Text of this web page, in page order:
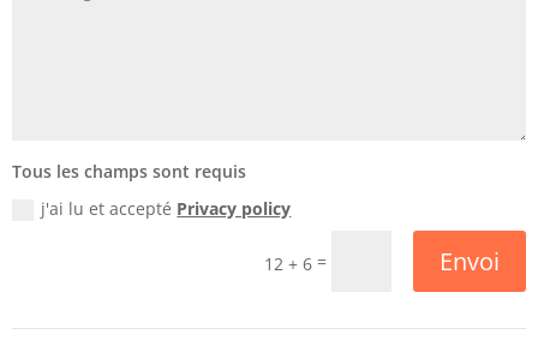
Tous les champs sont requis
j'ai lu et accepté Privacy policy
12 + 6 = Envoi